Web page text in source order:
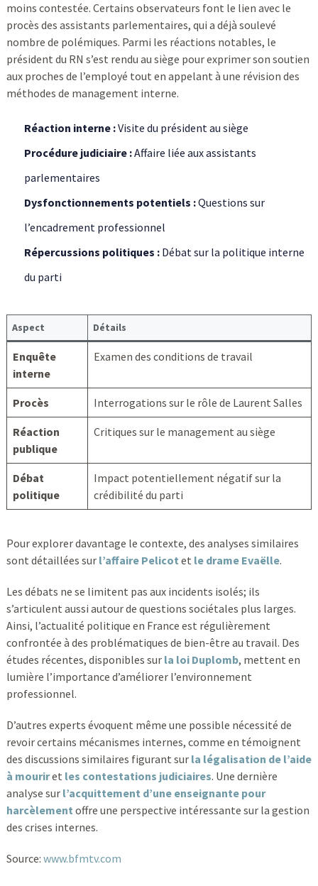
moins contestée. Certains observateurs font le lien avec le
procès des assistants parlementaires, qui a déjà soulevé
nombre de polémiques. Parmi les réactions notables, le
président du RN s’est rendu au siège pour exprimer son soutien
aux proches de l’employé tout en appelant à une révision des
méthodes de management interne.
Réaction interne :Visite du président au siège
Procédure judiciaire :Affaire liée aux assistants
parlementaires
Dysfonctionnements potentiels :Questions sur
l’encadrement professionnel
Répercussions politiques :Débat sur la politique interne
du parti
Aspect Détails
Enquête
interne
Examen des conditions de travail
Procès Interrogations sur le rôle de Laurent Salles
Réaction
publique
Critiques sur le management au siège
Débat
politique
Impact potentiellement négatif sur la
crédibilité du parti
Pour explorer davantage le contexte, des analyses similaires
sont détaillées sur l’affaire Pelicot et le drame Evaëlle.
Les débats ne se limitent pas aux incidents isolés; ils
s’articulent aussi autour de questions sociétales plus larges.
Ainsi, l’actualité politique en France est régulièrement
confrontée à des problématiques de bien-être au travail. Des
études récentes, disponibles sur la loi Duplomb, mettent en
lumière l’importance d’améliorer l’environnement
professionnel.
D’autres experts évoquent même une possible nécessité de
revoir certains mécanismes internes, comme en témoignent
des discussions similaires figurant sur la légalisation de l’aide
à mouriret les contestations judiciaires. Une dernière
analyse sur l’acquittement d’une enseignante pour
harcèlement offre une perspective intéressante sur la gestion
des crises internes.
Source: www.bfmtv.com